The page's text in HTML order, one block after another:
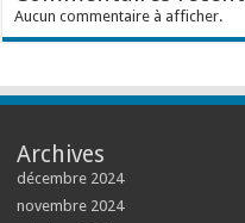
Aucun commentaire à afficher.
Archives
décembre 2024
novembre 2024